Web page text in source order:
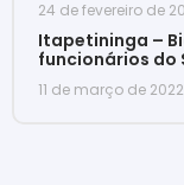
24 de fevereiro de
Itapetininga –
funcionários do
11 de março de 2022